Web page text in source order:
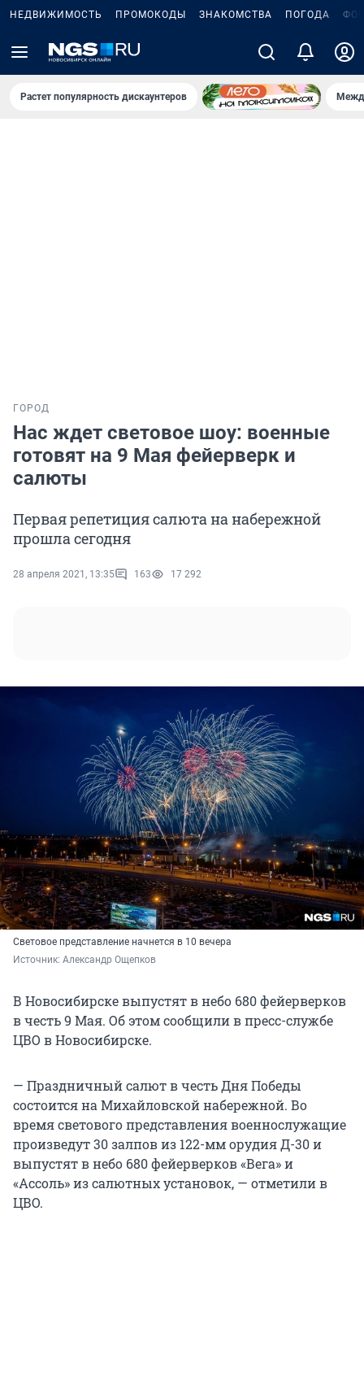
НЕДВИЖИМОСТЬ ПРОМОКОДЫ ЗНАКОМСТВА ПОГОДА
Растет популярность дискаунтеров
ГОРОД
Нас ждет световое шоу: военные
готовят на 9 Мая фейерверк и
салюты
Первая репетиция салюта на набережной
прошла сегодня
28 апреля 2021, 13:35 163 17 292
Световое представление начнется в 10 вечера
Источник: Александр Ощепков
В Новосибирске выпустят в небо 680 фейерверков
в честь 9 Мая. Об этом сообщили в пресс-службе
ЦВО в Новосибирске.
— Праздничный салют в честь Дня Победы
состоится на Михайловской набережной. Во
время светового представления военнослужащие
произведут 30 залпов из 122-мм орудия Д-30 и
выпустят в небо 680 фейерверков «Вега» и
«Ассоль» из салютных установок, — отметили в
ЦВО.